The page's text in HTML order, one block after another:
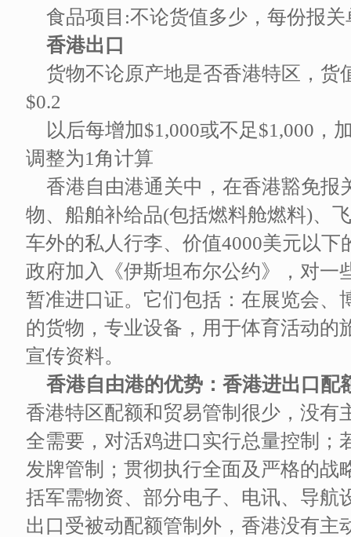
食品项目:不论货值多少，每份报关
香港出口
货物不论原产地是否香港特区，货
$0.2
以后每增加$1,000或不足$1,000，
调整为1角计算
香港自由港通关中，在香港豁免报
物、船舶补给品(包括燃料舱燃料)、
车外的私人行李、价值4000美元以
政府加入《伊斯坦布尔公约》，对一
暂准进口证。它们包括：在展览会、
的货物，专业设备，用于体育活动的
宣传资料。
香港自由港的优势：香港进出口配
香港特区配额和贸易管制很少，没有
全需要，对活鸡进口实行总量控制；
发牌管制；贯彻执行全面及严格的战
括军需物资、部分电子、电讯、导航
出口受被动配额管制外，香港没有主